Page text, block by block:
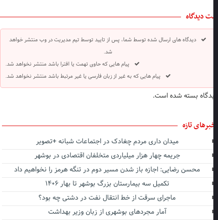
دیدگاه
دیدگاه های ارسال شده توسط شما، پس از تایید توسط تیم مدیریت در وب منتشر خواهد
شد.
پیام هایی که حاوی تهمت یا افترا باشد منتشر نخواهد شد.
پیام هایی که به غیر از زبان فارسی یا غیر مرتبط باشد منتشر نخواهد شد.
بسته شده است.
تازه
میدان داری مردم چغادک در اجتماعات شبانه +تصویر
جریمه چهار هزار میلیاردی متخلفان اقتصادی در بوشهر
محسن رضایی: اجازه باز شدن مسیر دوم در تنگه هرمز را نخواهیم داد
تکمیل سه بیمارستان بزرگ بوشهر تا بهار ۱۴۰۶
ماجرای سرقت از خط انتقال نفت در دشتی چه بود؟
آمار مجردهای بوشهری از زبان وزیر بهداشت